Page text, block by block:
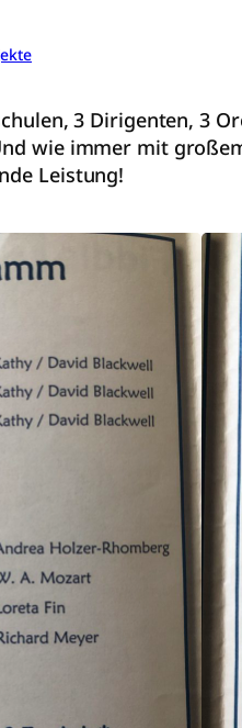
3 Dirigenten, 3
wie immer mit
Leistung!